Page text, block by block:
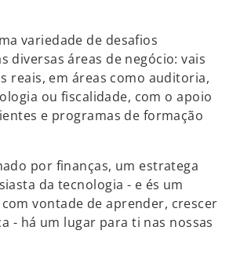
variedade de desafios
diversas áreas de negócio: vais
reais, em áreas como auditoria,
ou fiscalidade, com o apoio
e programas de formação
por finanças, um estratega
da tecnologia - e és um
vontade de aprender, crescer
- há um lugar para ti nas nossas